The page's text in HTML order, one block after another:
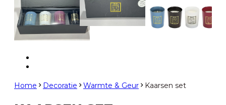
Home Decoratie Warmte & Geur Kaarsen set